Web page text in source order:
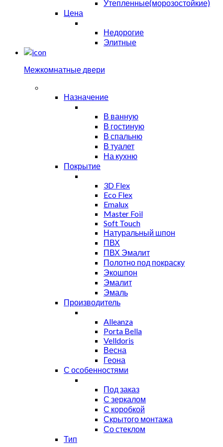
Утепленные(морозостойкие)
Цена
Недорогие
Элитные
Межкомнатные двери
Назначение
В ванную
В гостиную
В спальню
В туалет
На кухню
Покрытие
3D Flex
Eco Flex
Emalux
Master Foil
Soft Touch
Натуральный шпон
ПВХ
ПВХ Эмалит
Полотно под покраску
Экошпон
Эмалит
Эмаль
Производитель
Alleanza
Porta Bella
Velldoris
Весна
Геона
С особенностями
Под заказ
С зеркалом
С коробкой
Скрытого монтажа
Со стеклом
Тип